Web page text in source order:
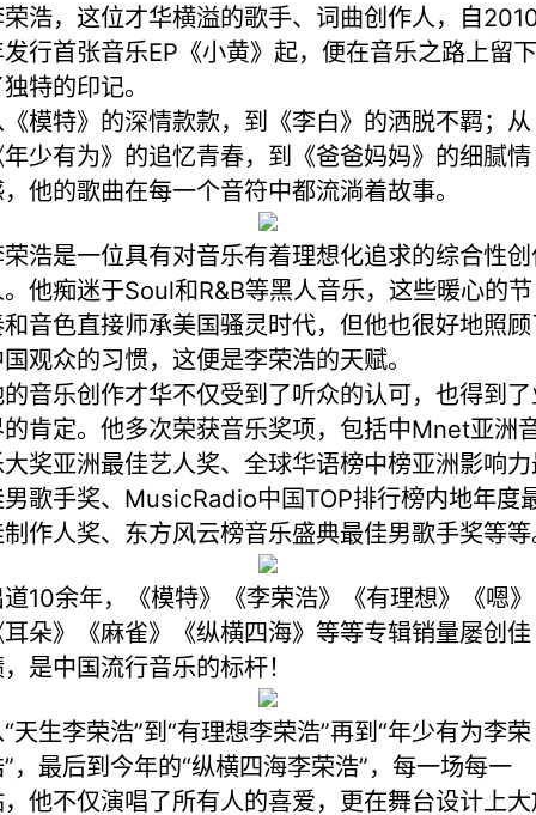
浩，这位才华横溢的歌手、词曲创作人，自
行首张音乐EP《小黄》起，便在音乐之路上留下
特的印记。
模特》的深情款款，到《李白》的洒脱不羁；从
少有为》的追忆青春，到《爸爸妈妈》的细腻情
他的歌曲在每一个音符中都流淌着故事。
浩是一位具有对音乐有着理想化追求的综合性
他痴迷于Soul和R&B等黑人音乐，这些暖心的节
音色直接师承美国骚灵时代，但他也很好地照顾
观众的习惯，这便是李荣浩的天赋。
音乐创作才华不仅受到了听众的认可，也得到了
肯定。他多次荣获音乐奖项，包括中Mnet亚洲
奖亚洲最佳艺人奖、全球华语榜中榜亚洲影响
歌手奖、MusicRadio中国TOP排行榜内地年度
作人奖、东方风云榜音乐盛典最佳男歌手奖等等
10余年，《模特》《李荣浩》《有理想》《嗯》
朵》《麻雀》《纵横四海》等等专辑销量屡创佳
是中国流行音乐的标杆！
天生李荣浩”到“有理想李荣浩”再到“年少有为李荣
，最后到今年的“纵横四海李荣浩”，每一场每一
他不仅演唱了所有人的喜爱，更在舞台设计上